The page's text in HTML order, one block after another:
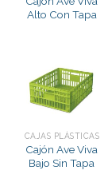
Alto Con Tapa
CAJAS PLÁSTICAS
Cajón Ave Viva
Bajo Sin Tapa